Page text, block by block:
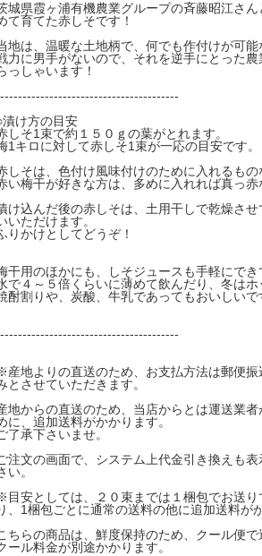
城県霞ヶ浦有機農業グループの斉藤昭江さ
て育てた赤しそです！
地は、温暖な土地柄で、何でも作付けが可能
力に男手がないので、それを逆手にとった
っしゃいます！
け方の目安
しそ1束で約１５０ｇの葉がとれます。
1キロに対して赤しそ1束が一応の目安です。
しそは、色付け風味付けのために入れるも
い梅干が好きな方は、多めに入れれば真っ赤
け込んだ後の赤しそは、土用干しで乾燥さ
いただけます。
りかけとしてどうぞ！
干用のほかにも、しそジュースも手軽にで
で４～５倍くらいに薄めて飲んだり、冬はホ
酎割りや、炭酸、牛乳であってもおいしいで
地よりの直送のため、お支払方法は郵便
とさせていただきます。
地からの直送のため、当店からとは運送業
に、追加送料がかかります。
了承下さいませ。
注文の画面で、システム上代金引き換えも
い。
安としては、２０束までは１梱包でお送
、1梱包ごとに通常の送料の他に追加送料が
ちらの商品は、鮮度保持のため、クール便で
ール料金が別途かかります。